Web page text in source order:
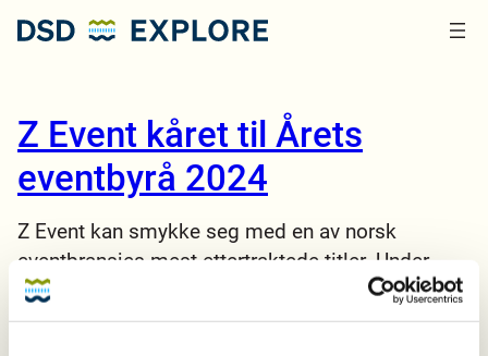
Z Event kåret til Årets
eventbyrå 2024
Z Event kan smykke seg med en av norsk
eventbransjes mest ettertraktede titler. Under
Byråprofil 2024 — gjennomført av Kantar og
Kampanje — ble Z Event kåret til Årets eventbyrå.